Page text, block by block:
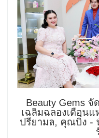
Beauty Gems จั
เฉลิมฉลองเดือน
ปรียามล, คุณบิ๋ง -